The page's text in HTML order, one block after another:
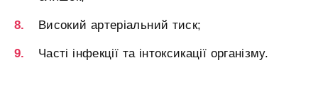
Високий артеріальний тиск;
Часті інфекції та інтоксикації організму.